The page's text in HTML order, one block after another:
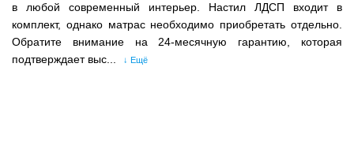
в любой современный интерьер. Настил ЛДСП входит в
комплект, однако матрас необходимо приобретать отдельно.
Обратите внимание на 24-месячную гарантию, которая
подтверждает выс...
↓ Ещё